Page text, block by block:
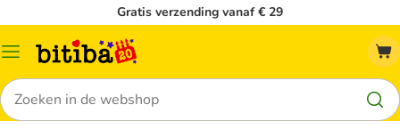
Gratis verzending vanaf € 29
Catalogusmenu
Zoeken